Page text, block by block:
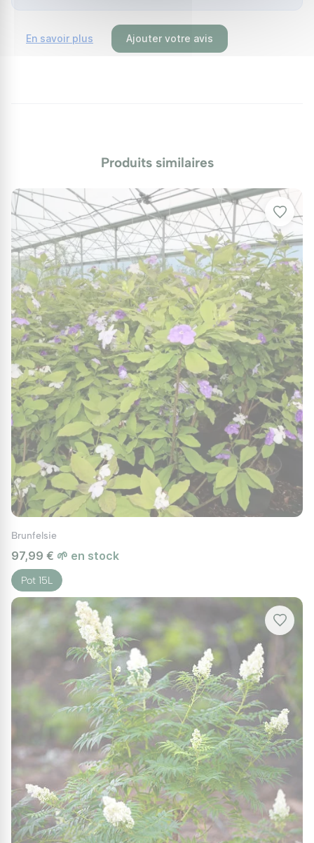
En savoir plus Ajouter votre avis
Produits similaires
Brunfelsie
97,99 € 🌱 en stock
Pot 15L